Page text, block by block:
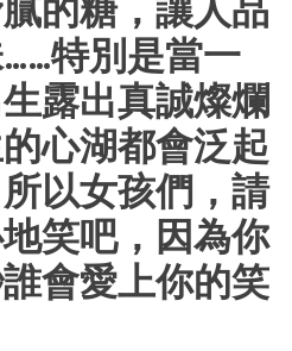
的糖，讓人品
特別是當一
露出真誠燦爛
心湖都會泛起
以女孩們，請
笑吧，因為你
會愛上你的笑